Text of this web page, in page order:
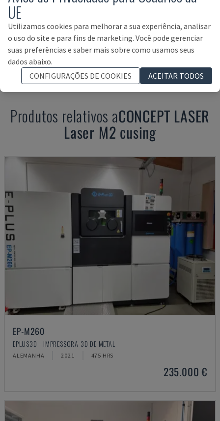
FINANCIAMENTO DE ACTIVOS
Produtos relativos aCONCEPT LASER
Laser M2 cusing
EP-M260
EPLUS3D - IMPRESSORA 3D DE METAL
ALEMANHA 2021 475 HRS
235.000 €
UE
Utilizamos cookies para melhorar a sua experiência, analisar
o uso do site e para fins de marketing. Você pode gerenciar
suas preferências e saber mais sobre como usamos seus
dados abaixo.
CONFIGURAÇÕES DE COOKIES
ACEITAR TODOS